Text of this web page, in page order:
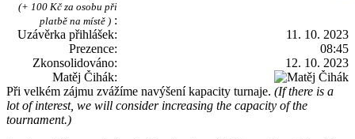
(+ 100 Kč za osobu při
platbě na místě )
Uzávěrka přihlášek
11. 10. 2023
Prezence
08:45
Zkonsolidováno
12. 10. 2023
Matěj Čihák
Při velkém zájmu zvážíme navýšení kapacity turnaje. (If there is a
lot of interest, we will consider increasing the capacity of the
tournament.)